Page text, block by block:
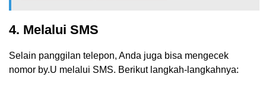
4. Melalui SMS
Selain panggilan telepon, Anda juga bisa mengecek
nomor by.U melalui SMS. Berikut langkah-langkahnya: